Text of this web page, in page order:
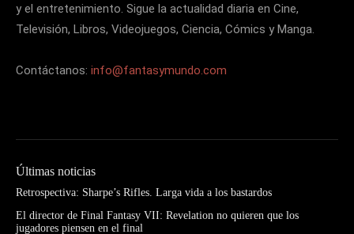
y el entretenimiento. Sigue la actualidad diaria en Cine,
Televisión, Libros, Videojuegos, Ciencia, Cómics y Manga.
Contáctanos: info@fantasymundo.com
Últimas noticias
Retrospectiva: Sharpe’s Rifles. Larga vida a los bastardos
El director de Final Fantasy VII: Revelation no quieren que los
jugadores piensen en el final